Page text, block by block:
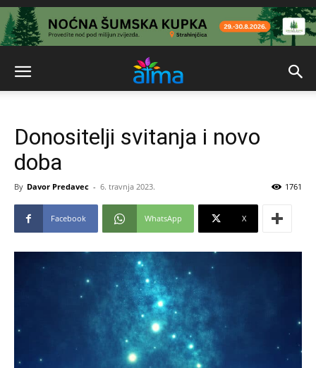
Donositelji svitanja i novo
doba
By Davor Predavec - 6. travnja 2023. 1761
Facebook WhatsApp X